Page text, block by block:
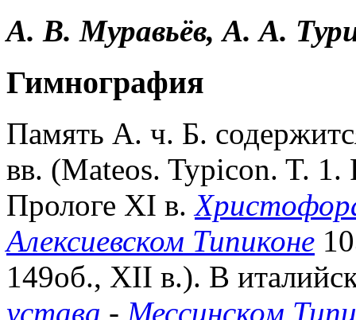
А. В. Муравьёв, А. А.
Гимнография
Память А. ч. Б.
вв. (Mateos. Typicon. T.
Прологе XI в.
Алексиевском Типиконе
149об., XII в.). В
устава - Мессинском